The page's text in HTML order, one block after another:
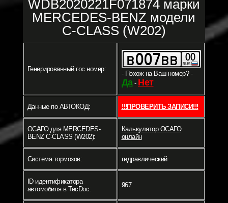
WDB2020221F071874 марки
MERCEDES-BENZ модели
C-CLASS (W202)
Генерированный гос номер:
- Похож на Ваш номер? -
Да- Нет
Данные по АВТОКОД: !!!ПРОВЕРИТЬ ЗАПИСИ!!!
ОСАГО для MERCEDES-
BENZ C-CLASS (W202):
Калькулятор ОСАГО
онлайн
Система тормозов: гидравлический
ID идентификатора
автомобиля в TecDoc:
967